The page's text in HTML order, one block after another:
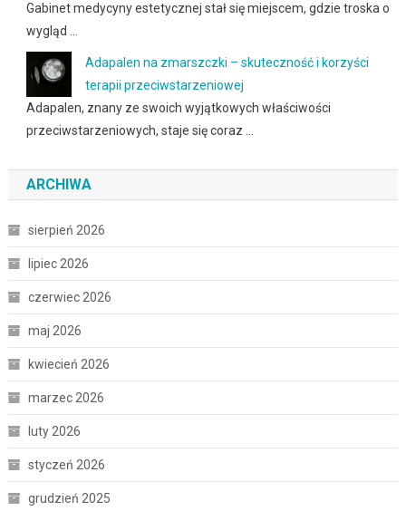
Gabinet medycyny estetycznej stał się miejscem, gdzie troska o
wygląd …
Adapalen na zmarszczki – skuteczność i korzyści
terapii przeciwstarzeniowej
Adapalen, znany ze swoich wyjątkowych właściwości
przeciwstarzeniowych, staje się coraz …
ARCHIWA
sierpień 2026
lipiec 2026
czerwiec 2026
maj 2026
kwiecień 2026
marzec 2026
luty 2026
styczeń 2026
grudzień 2025